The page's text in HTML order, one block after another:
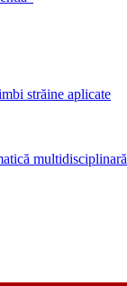
străine aplicate
multidisciplinară